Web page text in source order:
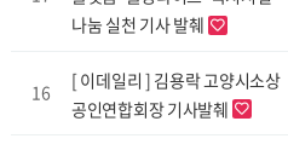
나눔 실천 기사 발췌
16
[ 이데일리 ] 김용락 고양시소상
공인연합회장 기사발췌